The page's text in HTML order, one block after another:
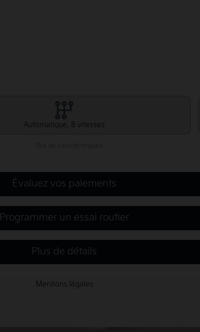
Automatique, 8 vitesses
Évaluez vos paiements
Programmer un essai routier
Plus de détails
Mentions légales